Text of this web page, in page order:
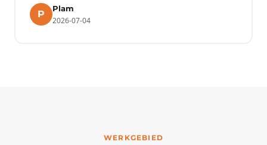
P
Plam
2026-07-04
WERKGEBIED